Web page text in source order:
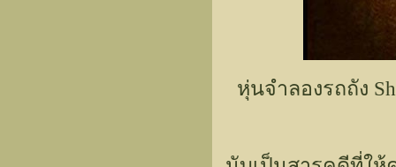
หุ่นจำลองรถถัง